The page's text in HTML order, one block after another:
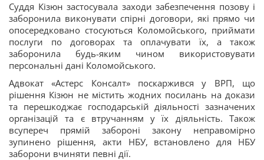
Суддя Кізюн застосувала заходи забезпечення позову і
заборонила виконувати спірні договори, які прямо чи
опосередковано стосуються Коломойського, приймати
послуги по договорах та оплачувати їх, а також
заборонила будь-яким чином використовувати
персональні дані Коломойського.
Адвокат «Астерс Консалт» поскаржився у ВРП, що
рішення Кізюн не містить жодних посилань на докази
та перешкоджає господарській діяльності зазначених
організацій та є втручанням у їх діяльність. Також
всупереч прямій забороні закону неправомірно
зупинено рішення, акти НБУ, встановлено для НБУ
заборони вчиняти певні дії.